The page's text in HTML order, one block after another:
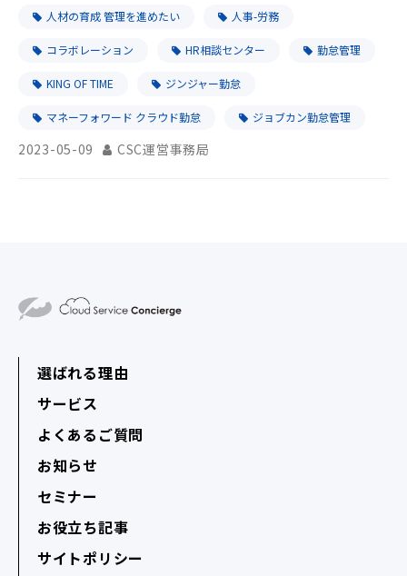
人材の育成 管理を進めたい 人事-労務
コラボレーション HR相談センター 勤怠管理
KING OF TIME ジンジャー勤怠
マネーフォワード クラウド勤怠 ジョブカン勤怠管理
2023-05-09 CSC運営事務局
選ばれる理由
サービス
よくあるご質問
お知らせ
セミナー
お役立ち記事
サイトポリシー